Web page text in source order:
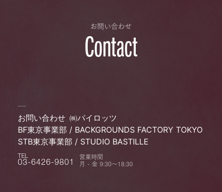
お問い合わせ
Contact
お問い合わせ ㈱パイロッツ
BF東京事業部 / BACKGROUNDS FACTORY TOKYO
STB東京事業部 / STUDIO BASTILLE
TEL
03-6426-9801
営業時間
月 - 金 9:30〜18:30